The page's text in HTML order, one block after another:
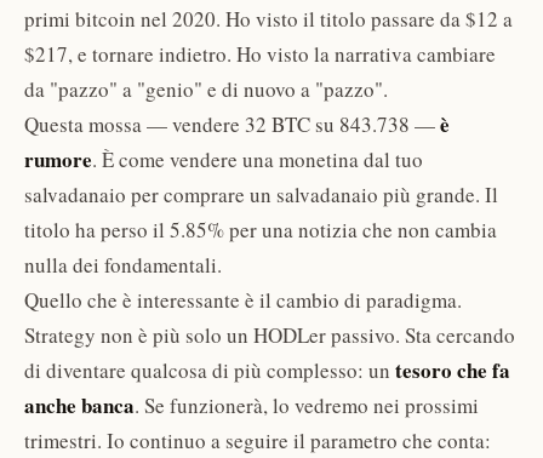
primi bitcoin nel 2020. Ho visto il titolo passare da $12 a
$217, e tornare indietro. Ho visto la narrativa cambiare
da "pazzo" a "genio" e di nuovo a "pazzo".
Questa mossa — vendere 32 BTC su 843.738 —è
rumore. È come vendere una monetina dal tuo
salvadanaio per comprare un salvadanaio più grande. Il
titolo ha perso il 5.85% per una notizia che non cambia
nulla dei fondamentali.
Quello che è interessante è il cambio di paradigma.
Strategy non è più solo un HODLer passivo. Sta cercando
di diventare qualcosa di più complesso: un tesoro che fa
anche banca. Se funzionerà, lo vedremo nei prossimi
trimestri. Io continuo a seguire il parametro che conta: